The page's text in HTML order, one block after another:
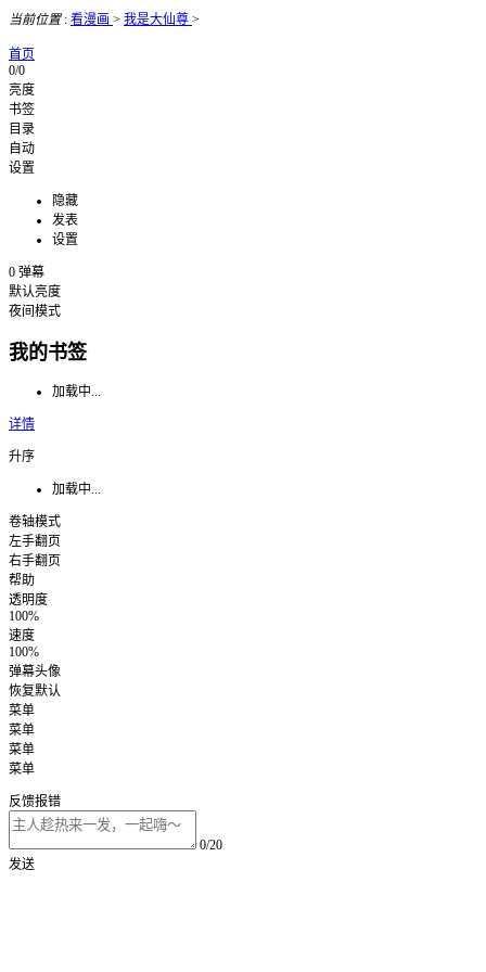
当前位置: 看漫画 > 我是大仙尊 >
首页
0/0
亮度
书签
目录
自动
设置
隐藏
发表
设置
0 弹幕
默认亮度
夜间模式
我的书签
加载中...
详情
升序
加载中...
卷轴模式
左手翻页
右手翻页
帮助
透明度
100%
速度
100%
弹幕头像
恢复默认
菜单
菜单
菜单
菜单
反馈报错
0/20
发送